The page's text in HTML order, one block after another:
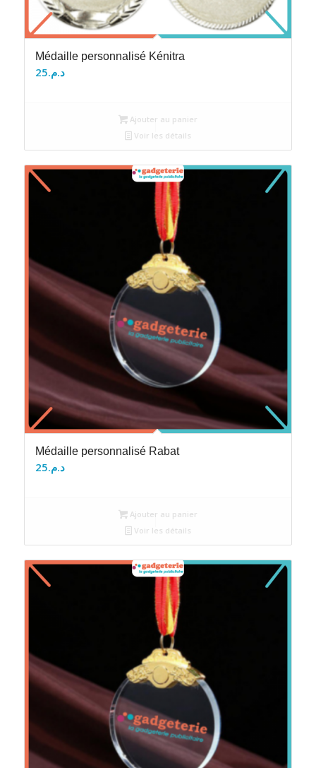
Médaille personnalisé Kénitra
د.م.25
Ajouter au panier
Voir les détails
Médaille personnalisé Rabat
د.م.25
Ajouter au panier
Voir les détails